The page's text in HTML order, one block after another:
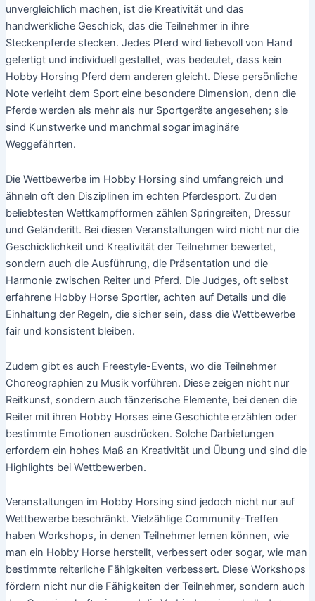
unvergleichlich machen, ist die Kreativität und das
handwerkliche Geschick, das die Teilnehmer in ihre
Steckenpferde stecken. Jedes Pferd wird liebevoll von Hand
gefertigt und individuell gestaltet, was bedeutet, dass kein
Hobby Horsing Pferd dem anderen gleicht. Diese persönliche
Note verleiht dem Sport eine besondere Dimension, denn die
Pferde werden als mehr als nur Sportgeräte angesehen; sie
sind Kunstwerke und manchmal sogar imaginäre
Weggefährten.
Die Wettbewerbe im Hobby Horsing sind umfangreich und
ähneln oft den Disziplinen im echten Pferdesport. Zu den
beliebtesten Wettkampfformen zählen Springreiten, Dressur
und Geländeritt. Bei diesen Veranstaltungen wird nicht nur die
Geschicklichkeit und Kreativität der Teilnehmer bewertet,
sondern auch die Ausführung, die Präsentation und die
Harmonie zwischen Reiter und Pferd. Die Judges, oft selbst
erfahrene Hobby Horse Sportler, achten auf Details und die
Einhaltung der Regeln, die sicher sein, dass die Wettbewerbe
fair und konsistent bleiben.
Zudem gibt es auch Freestyle-Events, wo die Teilnehmer
Choreographien zu Musik vorführen. Diese zeigen nicht nur
Reitkunst, sondern auch tänzerische Elemente, bei denen die
Reiter mit ihren Hobby Horses eine Geschichte erzählen oder
bestimmte Emotionen ausdrücken. Solche Darbietungen
erfordern ein hohes Maß an Kreativität und Übung und sind die
Highlights bei Wettbewerben.
Veranstaltungen im Hobby Horsing sind jedoch nicht nur auf
Wettbewerbe beschränkt. Vielzählige Community-Treffen
haben Workshops, in denen Teilnehmer lernen können, wie
man ein Hobby Horse herstellt, verbessert oder sogar, wie man
bestimmte reiterliche Fähigkeiten verbessert. Diese Workshops
fördern nicht nur die Fähigkeiten der Teilnehmer, sondern auch